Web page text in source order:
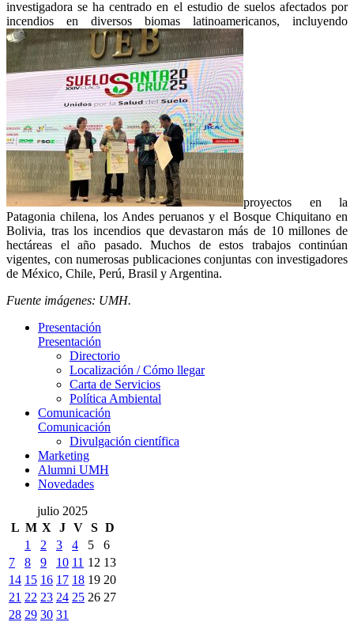
investigadora se ha centrado en el estudio de suelos afectados por
incendios en diversos biomas latinoamericanos, incluyendo
proyectos en la
Patagonia chilena, los Andes peruanos y el Bosque Chiquitano en
Bolivia, tras los incendios que devastaron más de 10 millones de
hectáreas el año pasado. Muchos de estos trabajos continúan
vigentes, con numerosas publicaciones conjuntas con investigadores
de México, Chile, Perú, Brasil y Argentina.
Fuente imágenes: UMH.
Presentación
Presentación
Directorio
Localización / Cómo llegar
Carta de Servicios
Política Ambiental
Comunicación
Comunicación
Divulgación científica
Marketing
Alumni UMH
Novedades
julio 2025
L M X J V S D
1
2 3 4 5
6
7
8 9 10 11 12 13
14 15 16 17 18 19 20
21 22 23 24 25 26 27
28 29 30 31